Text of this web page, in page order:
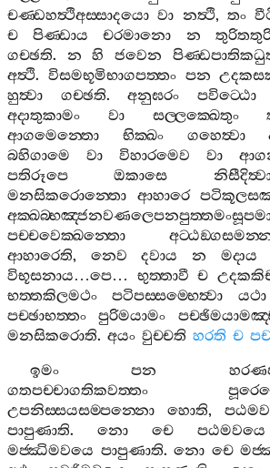
චණ‍්ඩහත්‍ථිඅස‍්සාදයො වා නත්‍ථි,තං
ච
පිණ‍්ඩාය චරමානො න
ගච‍්ඡති. න හි ජවෙන
අත්‍ථි. විසමභූමිභාගපත‍්තං පන
හුත්‍වා
ගච‍්ඡති.අනුඝරං පවිට‍්ඨො
අදාතුකාමං
වා සල‍්ලක‍්ඛෙතුං
ආගමෙන‍්තො
භික‍්ඛං ගහෙත්‍වා
බහිගාමෙ
වා විහාරමෙව වා
පතිරූපෙ
ඔකාසෙ
මනසිකරොන‍්තො
ආහාරෙ
පච‍්චවෙක‍්ඛන‍්තො
ආහාරෙති, නෙව දවාය න මදාය
විභූසනාය…පෙ… භුත‍්තාවී ච
භත‍්තකිලමථං
පටිපස‍්සම‍්භෙත්‍වා යථා
පච‍්ඡාභත‍්තං
පුරිමයාමං
මනසිකරොති. අයං වුච‍්චති හරති ච
ඉමං
පන
ගතපච‍්චාගතිකවත‍්තං
උපනිස‍්සයසම‍්පන‍්නො
හොති,
පාපුණාති. නො චෙ පඨමවයෙ
මජ‍්ඣිමවයෙ පාපුණාති.නො චෙ